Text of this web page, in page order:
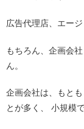
広告代理店、エー
もちろん、企画会
ん。
企画会社は、もと
とが多く、 小規模